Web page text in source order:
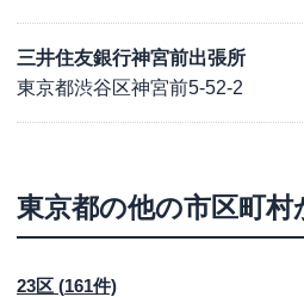
三井住友銀行神宮前出張所
東京都渋谷区神宮前5-52-2
東京都の他の市区町村
23区 (161件)